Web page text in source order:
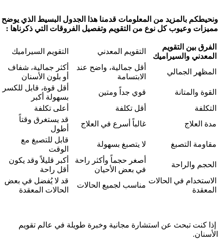
ونحيطكم بالمزيد من المعلومات قدمنا هذا الجدول البسيط الذي يوضح
مميزات وعيوب كل نوع من التقويم وتفصيل الفروقات التي ذكرناها :
الفرق بين التقويم
المعدني والسيراميك
التقويم المعدني التقويم السيراميك
المظهر الجمالي
أقل جمالية، واضح عند
الابتسامة
أكثر جمالية، شفاف
أو بلون الأسنان
القوة والمتانة
قوي جداً ومتين
أقل قوة، قابل للكسر
بسهولة أكبر
التكلفة
أقل تكلفة
أعلى تكلفة
مدة العلاج
غالباً أسرع في العلاج
قد يستغرق وقتاً
أطول
مقاومة التصبغ
لا يتصبغ بسهولة
قابل للتصبغ مع
الوقت
الحجم والراحة
أصغر حجماً وأكثر راحة
في بعض الأحيان
أكبر قليلاً وقد يكون
أقل راحة
الاستخدام في الحالات
المعقدة
مناسب لجميع الحالات
قد لا يُفضل في بعض
الحالات المعقدة
إذا كنت تبحث عن استشارة مجانية وخبرة طويلة في عالم تقويم
الأسنان.